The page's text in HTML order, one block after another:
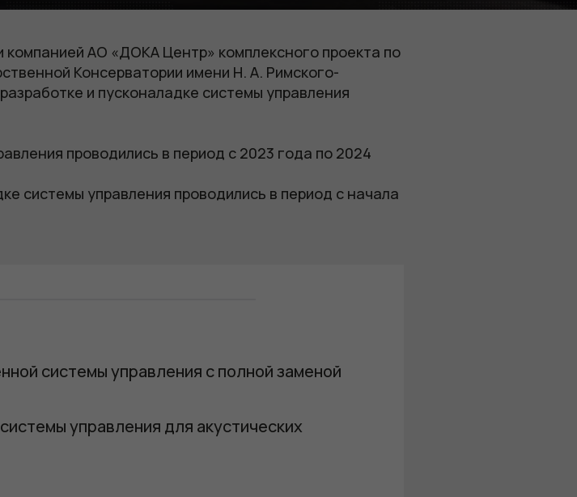
АО «ДОКА Центр» комплексного проекта по
Консерватории имени Н. А. Римского-
и пусконаладке системы управления
проводились в период с 2023 года по 2024
системы управления проводились в период с начала
системы управления с полной заменой
управления для акустических